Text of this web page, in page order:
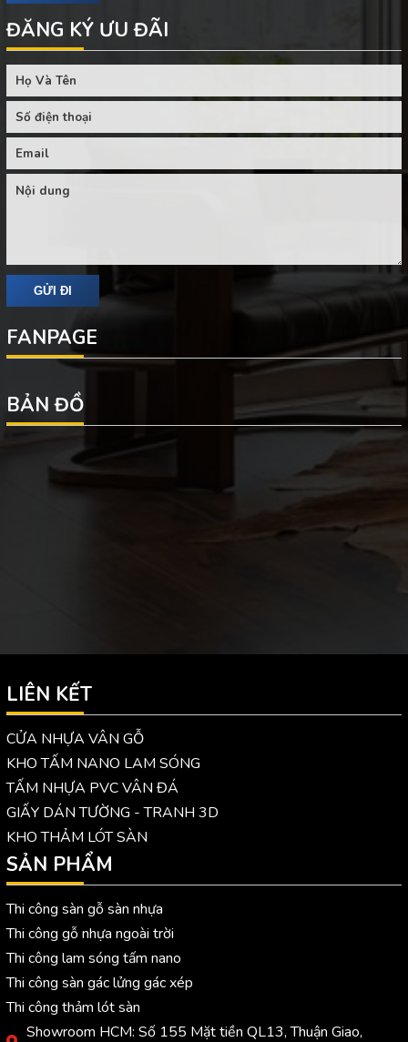
ĐĂNG KÝ ƯU ĐÃI
FANPAGE
BẢN ĐỒ
LIÊN KẾT
CỬA NHỰA VÂN GỖ
KHO TẤM NANO LAM SÓNG
TẤM NHỰA PVC VÂN ĐÁ
GIẤY DÁN TƯỜNG - TRANH 3D
KHO THẢM LÓT SÀN
SẢN PHẨM
Thi công sàn gỗ sàn nhựa
Thi công gỗ nhựa ngoài trời
Thi công lam sóng tấm nano
Thi công sàn gác lửng gác xép
Thi công thảm lót sàn
Showroom HCM: Số 155 Mặt tiền QL13, Thuận Giao,